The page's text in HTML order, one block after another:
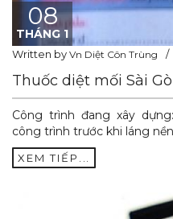
08
THÁNG 1
Written by Vn Diệt Côn Trùng
Thuốc diệt mối Sài
Công trình đang xây
công trình trước khi láng
XEM TIẾP...